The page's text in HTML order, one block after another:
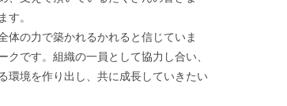
す。
体の力で築かれるかれると信じていま
クです。組織の一員として協力し合い、
環境を作り出し、共に成長していきたい